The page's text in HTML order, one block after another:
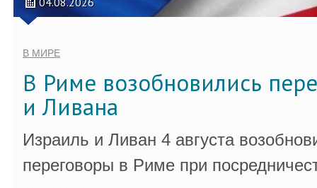
В МИРЕ
В Риме возобновились
и Ливана
Израиль и Ливан 4 августа
переговоры в Риме при